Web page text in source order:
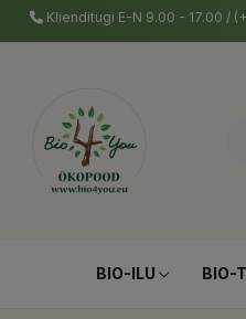
Klienditugi E-N 9.00 - 17.00 /
BIO-ILU BIO-